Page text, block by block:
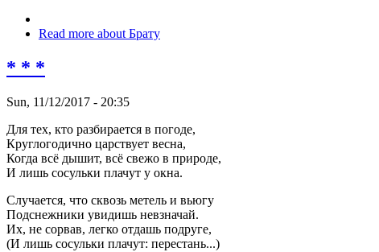
Read more about Брату
* * *
Sun, 11/12/2017 - 20:35
Для тех, кто разбирается в погоде,
Круглогодично царствует весна,
Когда всё дышит, всё свежо в природе,
И лишь сосульки плачут у окна.
Случается, что сквозь метель и вьюгу
Подснежники увидишь невзначай.
Их, не сорвав, легко отдашь подруге,
(И лишь сосульки плачут: перестань...)